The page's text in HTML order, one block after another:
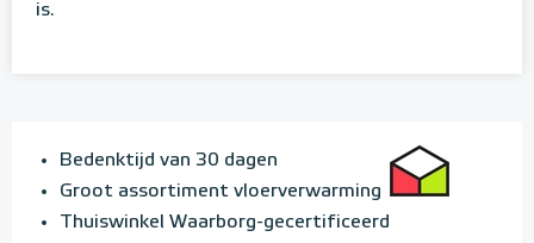
is.
Bedenktijd van 30 dagen
Groot assortiment vloerverwarming
Thuiswinkel Waarborg-gecertificeerd